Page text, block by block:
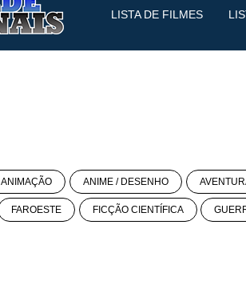
LISTA DE FILMES
ANIMAÇÃO ANIME / DESENHO
FAROESTE FICÇÃO CIENTÍFICA